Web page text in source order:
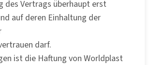
des Vertrags überhaupt erst
auf deren Einhaltung der
darf.
ist die Haftung von Worldplast